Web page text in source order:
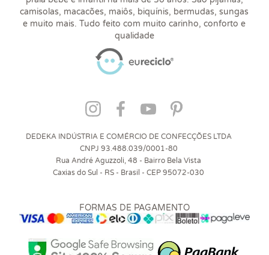
camisolas, macacões, maiôs, biquínis, bermudas, sungas
e muito mais. Tudo feito com muito carinho, conforto e
qualidade
DEDEKA INDÚSTRIA E COMÉRCIO DE CONFECÇÕES LTDA
CNPJ 93.488.039/0001-80
Rua André Aguzzoli, 48 - Bairro Bela Vista
Caxias do Sul - RS - Brasil - CEP 95072-030
FORMAS DE PAGAMENTO